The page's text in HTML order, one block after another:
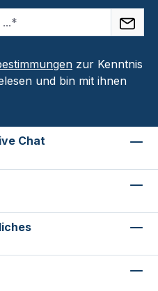
zur Kenntnis
und bin mit ihnen
Chat